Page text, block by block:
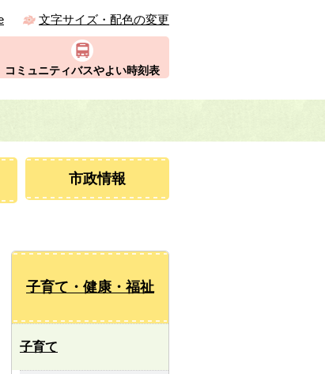
文字サイズ・配色の変更
コミュニティバスやよい時刻表
市政情報
子育て・健康・福祉
子育て